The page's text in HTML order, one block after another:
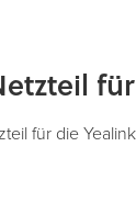
für die